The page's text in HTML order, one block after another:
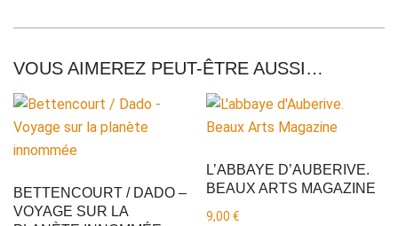
VOUS AIMEREZ PEUT-ÊTRE AUSSI…
BETTENCOURT / DADO –
VOYAGE SUR LA
L’ABBAYE D’AUBERIVE.
BEAUX ARTS MAGAZINE
9,00€